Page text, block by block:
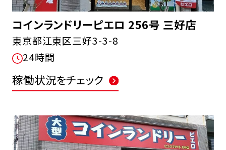
コインランドリーピエロ 256号 三好店
東京都江東区三好3-3-8
24時間
稼働状況をチェック